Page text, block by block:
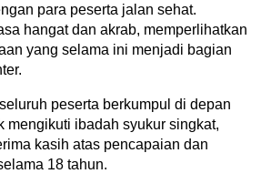
para peserta jalan sehat.
hangat dan akrab, memperlihatkan
yang selama ini menjadi bagian
peserta berkumpul di depan
mengikuti ibadah syukur singkat,
kasih atas pencapaian dan
18 tahun.